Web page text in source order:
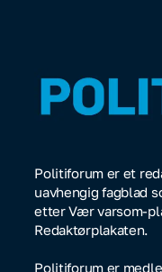
Politiforum er et
uavhengig fagblad
etter Vær varsom-
Redaktørplakaten.
Politiforum er